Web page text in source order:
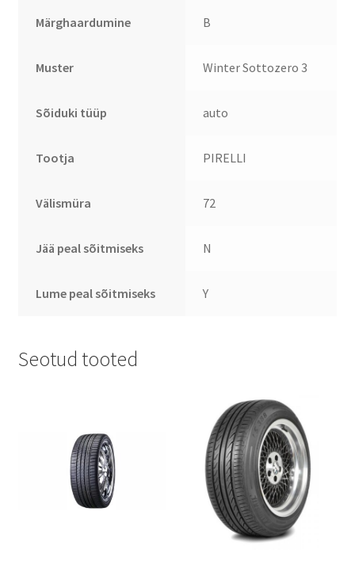
Märghaardumine B
Muster Winter Sottozero 3
Sõiduki tüüp auto
Tootja PIRELLI
Välismüra 72
Jää peal sõitmiseks N
Lume peal sõitmiseks Y
Seotud tooted